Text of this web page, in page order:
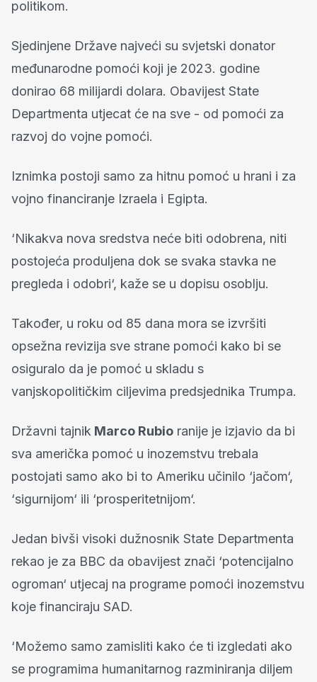
politikom.
Sjedinjene Države najveći su svjetski donator
međunarodne pomoći koji je 2023. godine
donirao 68 milijardi dolara. Obavijest State
Departmenta utjecat će na sve - od pomoći za
razvoj do vojne pomoći.
Iznimka postoji samo za hitnu pomoć u hrani i za
vojno financiranje Izraela i Egipta.
‘Nikakva nova sredstva neće biti odobrena, niti
postojeća produljena dok se svaka stavka ne
pregleda i odobri‘, kaže se u dopisu osoblju.
Također, u roku od 85 dana mora se izvršiti
opsežna revizija sve strane pomoći kako bi se
osiguralo da je pomoć u skladu s
vanjskopolitičkim ciljevima predsjednika Trumpa.
Državni tajnik Marco Rubio ranije je izjavio da bi
sva američka pomoć u inozemstvu trebala
postojati samo ako bi to Ameriku učinilo ‘jačom‘,
‘sigurnijom‘ ili ‘prosperitetnijom‘.
Jedan bivši visoki dužnosnik State Departmenta
rekao je za BBC da obavijest znači ‘potencijalno
ogroman‘ utjecaj na programe pomoći inozemstvu
koje financiraju SAD.
‘Možemo samo zamisliti kako će ti izgledati ako
se programima humanitarnog razminiranja diljem